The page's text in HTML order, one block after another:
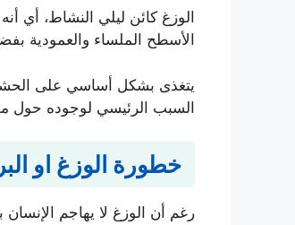
الوزغ كائن ليلي النشاط، أي
الأسطح الملساء والعمودية
يتغذى بشكل أساسي على
السبب الرئيسي لوجوده حول
خطورة الوزغ او
رغم أن الوزغ لا يهاجم